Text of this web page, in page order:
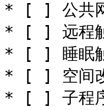
* [ ] 公共网
* [ ] 远程
* [ ] 睡眠
* [ ] 空间
* [ ] 子程